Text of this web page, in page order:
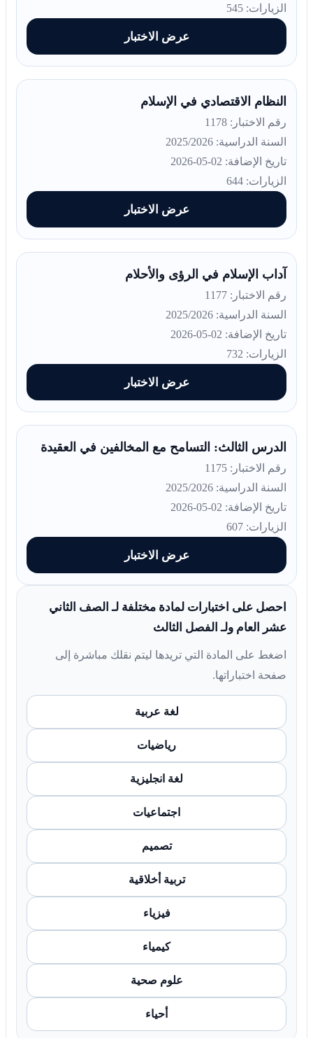
الزيارات: 545
عرض الاختبار
النظام الاقتصادي في الإسلام
رقم الاختبار: 1178
السنة الدراسية: 2025/2026
تاريخ الإضافة: 02-05-2026
الزيارات: 644
عرض الاختبار
آداب الإسلام في الرؤى والأحلام
رقم الاختبار: 1177
السنة الدراسية: 2025/2026
تاريخ الإضافة: 02-05-2026
الزيارات: 732
عرض الاختبار
الدرس الثالث: التسامح مع المخالفين في العقيدة
رقم الاختبار: 1175
السنة الدراسية: 2025/2026
تاريخ الإضافة: 02-05-2026
الزيارات: 607
عرض الاختبار
احصل على اختبارات لمادة مختلفة لـ الصف الثاني
عشر العام ولـ الفصل الثالث
اضغط على المادة التي تريدها ليتم نقلك مباشرة إلى
صفحة اختباراتها.
لغة عربية
رياضيات
لغة انجليزية
اجتماعيات
تصميم
تربية أخلاقية
فيزياء
كيمياء
علوم صحية
أحياء